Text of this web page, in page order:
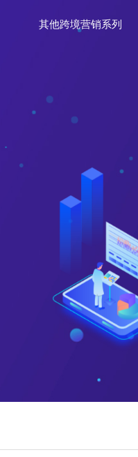
其他跨境营销系列